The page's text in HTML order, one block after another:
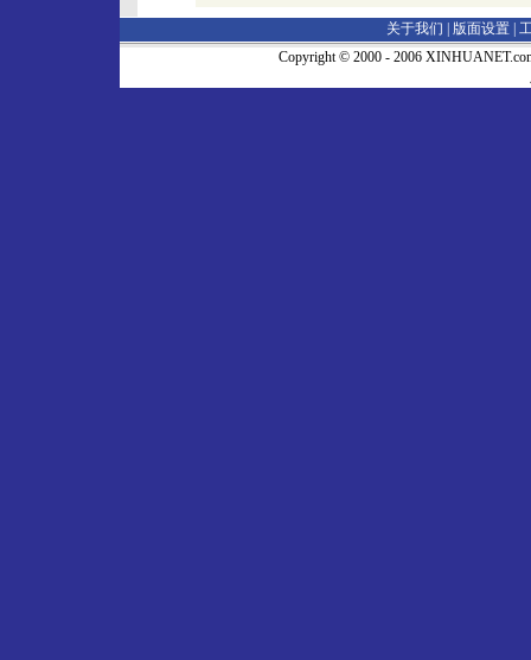
关于我们 | 版面设置
Copyright © 2000 - 2006